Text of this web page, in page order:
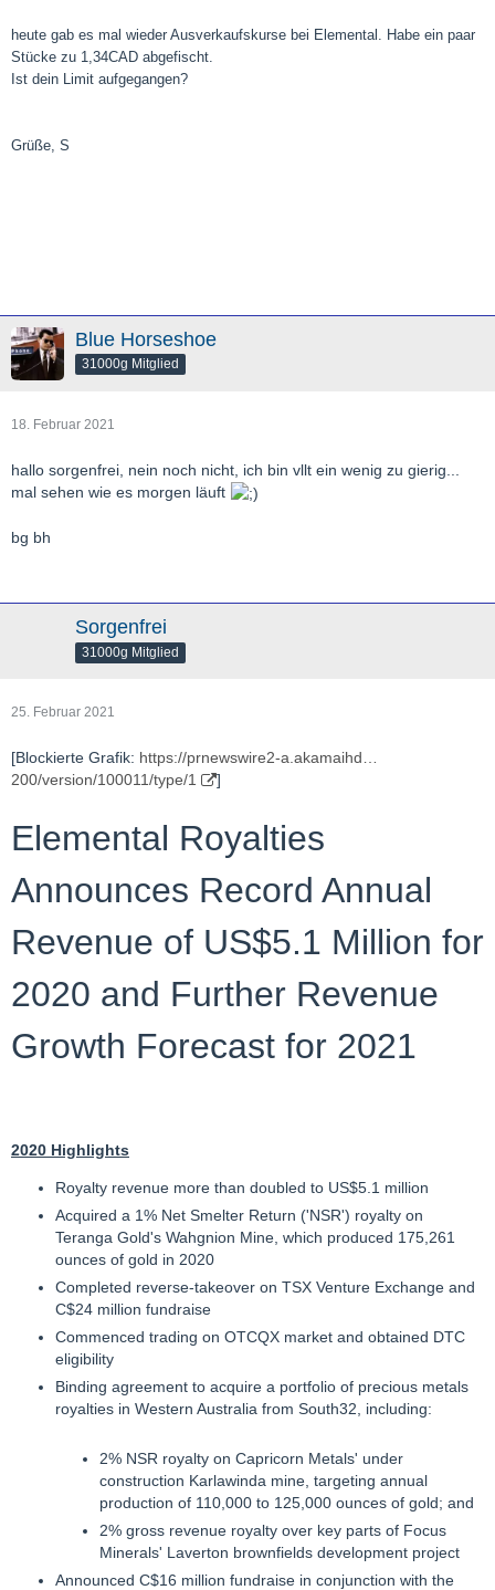
heute gab es mal wieder Ausverkaufskurse bei Elemental. Habe ein paar
Stücke zu 1,34CAD abgefischt.
Ist dein Limit aufgegangen?
Grüße, S
Blue Horseshoe
31000g Mitglied
18. Februar 2021
hallo sorgenfrei, nein noch nicht, ich bin vllt ein wenig zu gierig...
mal sehen wie es morgen läuft
bg bh
Sorgenfrei
31000g Mitglied
25. Februar 2021
[Blockierte Grafik: https://prnewswire2-a.akamaihd…
200/version/100011/type/1
]
Elemental Royalties
Announces Record Annual
Revenue of US$5.1 Million for
2020 and Further Revenue
Growth Forecast for 2021
2020 Highlights
Royalty revenue more than doubled to US$5.1 million
Acquired a 1% Net Smelter Return ('NSR') royalty on
Teranga Gold's Wahgnion Mine, which produced 175,261
ounces of gold in 2020
Completed reverse-takeover on TSX Venture Exchange and
C$24 million fundraise
Commenced trading on OTCQX market and obtained DTC
eligibility
Binding agreement to acquire a portfolio of precious metals
royalties in Western Australia from South32, including:
2% NSR royalty on Capricorn Metals' under
construction Karlawinda mine, targeting annual
production of 110,000 to 125,000 ounces of gold; and
2% gross revenue royalty over key parts of Focus
Minerals' Laverton brownfields development project
Announced C$16 million fundraise in conjunction with the